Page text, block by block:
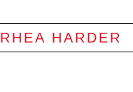
RHEA HARDER